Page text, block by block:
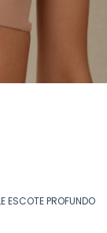
ESCOTE PROFUNDO